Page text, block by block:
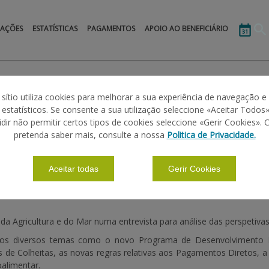
ESTATÍSTICAS PAGAMENTOS APOIO AO BENEFICIÁRIO
CRISTAS, MINISTRA DA AGRICULTURA
Agricultura e do Mar numa entrevista para análise das
diversos temas como o novo Programa de Desenvolvimento
Colheitas, as novas regras relativas aos Pagamentos Diretos,
sítio utiliza cookies para melhorar a sua experiência de navegação e
Se consente a sua utilização seleccione «Aceitar
não permitir certos tipos de cookies seleccione «Gerir Cookies».
pretenda saber mais, consulte a nossa Politica de Privacidade.
Aceitar todas Gerir Cookies